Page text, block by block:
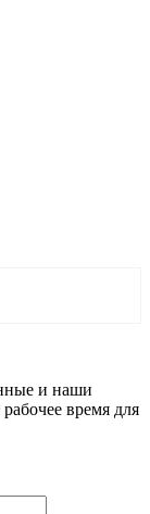
и наши
время для